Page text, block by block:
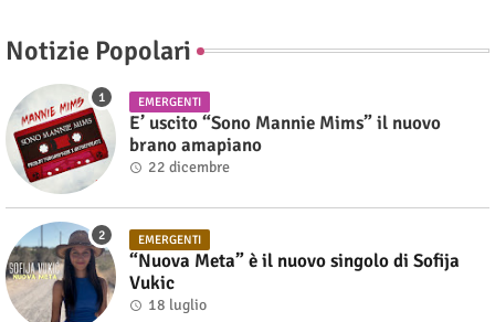
Notizie Popolari
EMERGENTI
E’ uscito “Sono Mannie Mims” il nuovo
brano amapiano
22 dicembre
EMERGENTI
“Nuova Meta” è il nuovo singolo di Sofija
Vukic
18 luglio